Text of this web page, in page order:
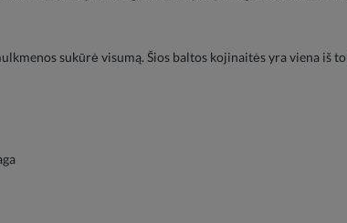
sukūrė visumą. Šios baltos kojinaitės yra viena iš